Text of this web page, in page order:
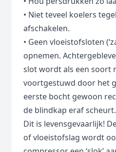
• Niet teveel koelers
afschakelen.
• Geen vloeistofsloten
opnemen.
slot wordt als een soort
voortgestuwd door het
eerste bocht gewoon
de blindkap eraf scheurt.
Dit is levensgevaarlijk!
of vloeistofslag wordt